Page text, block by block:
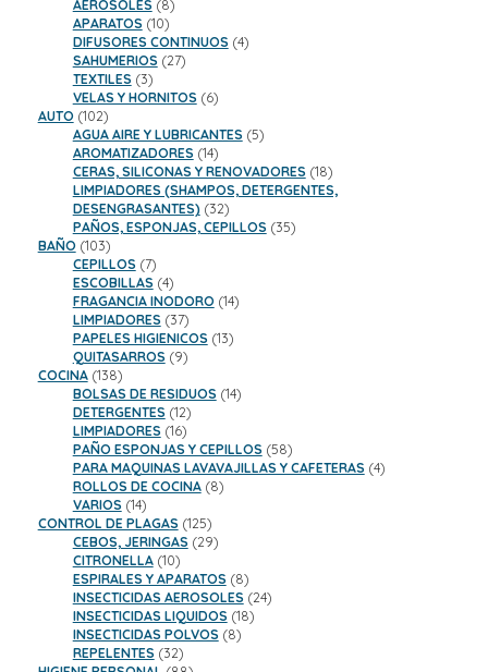
productos
AEROSOLES 88
productos
APARATOS 1010
productos
DIFUSORES CONTINUOS 44
SAHUMERIOS 2727
TEXTILES 33
productos
VELAS Y HORNITOS 66
AUTO 102102
productos
AGUA AIRE Y LUBRICANTES 55
AROMATIZADORES 1414
productos
CERAS, SILICONAS Y RENOVADORES 1818
productos
LIMPIADORES (SHAMPOS, DETERGENTES,
DESENGRASANTES) 3232
productos
PAÑOS, ESPONJAS, CEPILLOS 3535
BAÑO 103103
productos
CEPILLOS 77
productos
ESCOBILLAS 44
productos
FRAGANCIA INODORO 1414
LIMPIADORES 3737
productos
PAPELES HIGIENICOS 1313
QUITASARROS 99
COCINA 138138
productos
BOLSAS DE RESIDUOS 1414
DETERGENTES 1212
productos
LIMPIADORES 1616
productos
PAÑO ESPONJAS Y CEPILLOS 5858
productos
PARA MAQUINAS LAVAVAJILLAS Y CAFETERAS 44
ROLLOS DE COCINA 88
VARIOS 1414
productos
CONTROL DE PLAGAS 125125
productos
CEBOS, JERINGAS 2929
CITRONELLA 1010
productos
ESPIRALES Y APARATOS 88
productos
INSECTICIDAS AEROSOLES 2424
INSECTICIDAS LIQUIDOS 1818
INSECTICIDAS POLVOS 88
REPELENTES 3232